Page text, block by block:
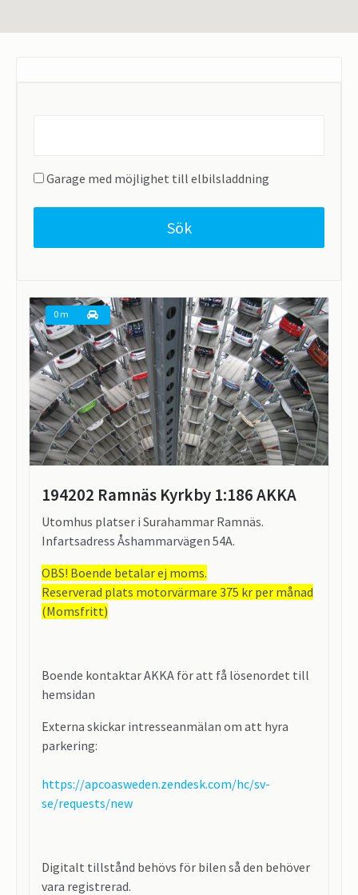
Garage med möjlighet till elbilsladdning
Sök
0 m
194202 Ramnäs Kyrkby 1:186 AKKA
Utomhus platser i Surahammar Ramnäs.
Infartsadress Åshammarvägen 54A.
OBS! Boende betalar ej moms.
Reserverad plats motorvärmare 375 kr per månad
(Momsfritt)
Boende kontaktar AKKA för att få lösenordet till
hemsidan
Externa skickar intresseanmälan om att hyra
parkering:
https://apcoasweden.zendesk.com/hc/sv-
se/requests/new
Digitalt tillstånd behövs för bilen så den behöver
vara registrerad.